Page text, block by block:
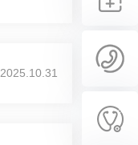
2025.10.31